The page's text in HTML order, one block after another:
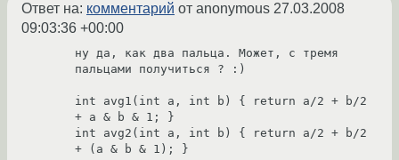
Ответ на: комментарий от anonymous 27.03.2008
09:03:36 +00:00
ну да, как два пальца. Может, с тремя
пальцами получиться ? :)
int avg1(int a, int b) { return a/2 + b/2
+ a & b & 1; }
int avg2(int a, int b) { return a/2 + b/2
+ (a & b & 1); }